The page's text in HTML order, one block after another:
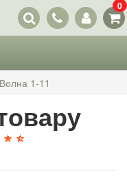
Наши
контакты
0
Волна 1-11